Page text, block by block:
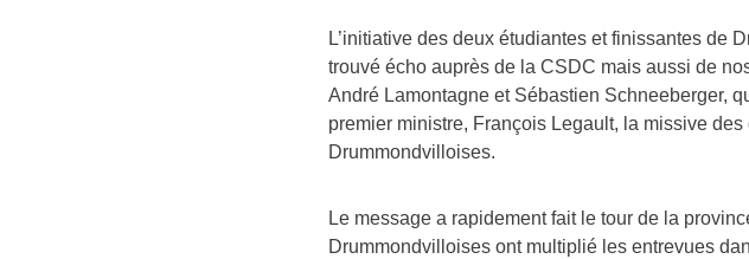
L’initiative des deux étudiantes et finissantes de
trouvé écho auprès de la CSDC mais aussi de
André Lamontagne et Sébastien Schneeberger,
premier ministre, François Legault, la missive
Drummondvilloises.
Le message a rapidement fait le tour de la
Drummondvilloises ont multiplié les entrevues